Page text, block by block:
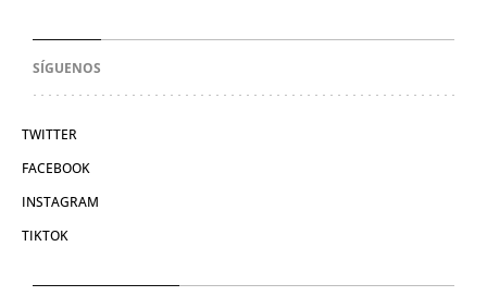
SÍGUENOS
TWITTER
FACEBOOK
INSTAGRAM
TIKTOK